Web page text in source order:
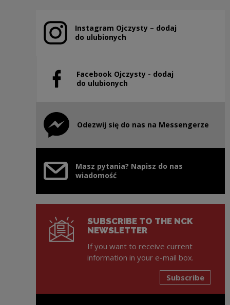
Instagram Ojczysty – dodaj
do ulubionych
Note, the link will open in a new window
Facebook Ojczysty - dodaj
do ulubionych
Note, the link will open in a new window
Odezwij się do nas na Messengerze
Note, the link will open in a new window
Masz pytania? Napisz do nas
wiadomość
SUBSCRIBE TO THE NCK
NEWSLETTER
If you want to receive current
information in your e-mail box.
Subscribe